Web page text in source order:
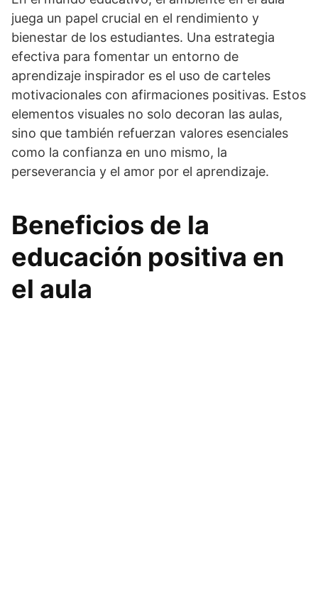
juega un papel crucial en el rendimiento y
bienestar de los estudiantes. Una estrategia
efectiva para fomentar un entorno de
aprendizaje inspirador es el uso de carteles
motivacionales con afirmaciones positivas. Estos
elementos visuales no solo decoran las aulas,
sino que también refuerzan valores esenciales
como la confianza en uno mismo, la
perseverancia y el amor por el aprendizaje.
Beneficios de la
educación positiva en
el aula